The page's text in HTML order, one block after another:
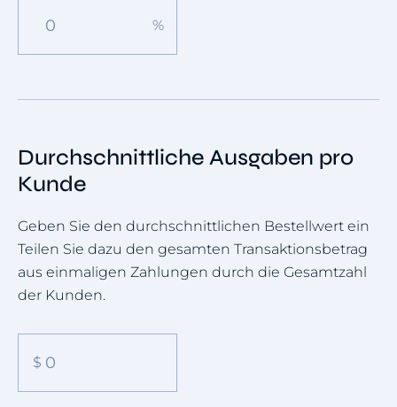
Durchschnittliche Ausgaben pro
Kunde
Geben Sie den durchschnittlichen Bestellwert ein
Teilen Sie dazu den gesamten Transaktionsbetrag
aus einmaligen Zahlungen durch die Gesamtzahl
der Kunden.